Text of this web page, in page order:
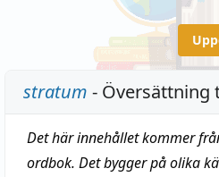
stratum - Översättning
Det här innehållet kommer
ordbok. Det bygger på olika